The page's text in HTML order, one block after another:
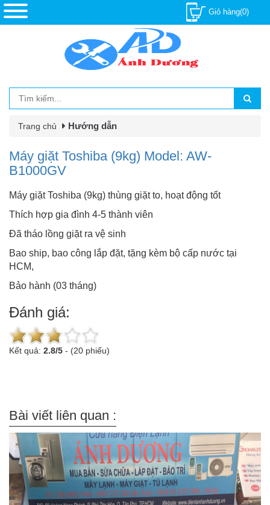
Giỏ hàng(0)
Trang chủ Hướng dẫn
Máy giặt Toshiba (9kg) Model: AW-
B1000GV
Máy giặt Toshiba (9kg) thùng giặt to, hoạt động tốt
Thích hợp gia đình 4-5 thành viên
Đã tháo lồng giặt ra vệ sinh
Bao ship, bao công lắp đặt, tặng kèm bộ cấp nước tại
HCM,
Bảo hành (03 tháng)
Đánh giá:
Kết quả: 2.8/5 - (20 phiếu)
Bài viết liên quan :